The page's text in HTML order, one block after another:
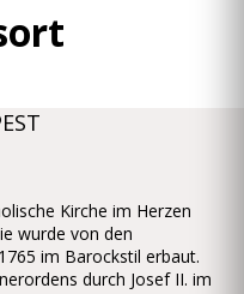
Kirche im Herzen
wurde von den
im Barockstil erbaut.
durch Josef II. im